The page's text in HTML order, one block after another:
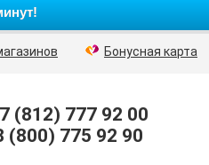
Бонусная карта
(812) 777 92 00
(800) 775 92 90